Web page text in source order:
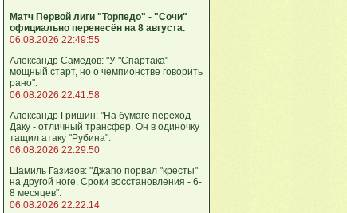
Матч Первой лиги "Торпедо" - "Сочи"
официально перенесён на 8 августа.
06.08.2026 22:49:55
Александр Самедов: "У "Спартака"
мощный старт, но о чемпионстве говорить
рано".
06.08.2026 22:41:58
Александр Гришин: "На бумаге переход
Даку - отличный трансфер. Он в одиночку
тащил атаку "Рубина".
06.08.2026 22:29:50
Шамиль Газизов: "Джапо порвал "кресты"
на другой ноге. Сроки восстановления - 6-
8 месяцев".
06.08.2026 22:22:14